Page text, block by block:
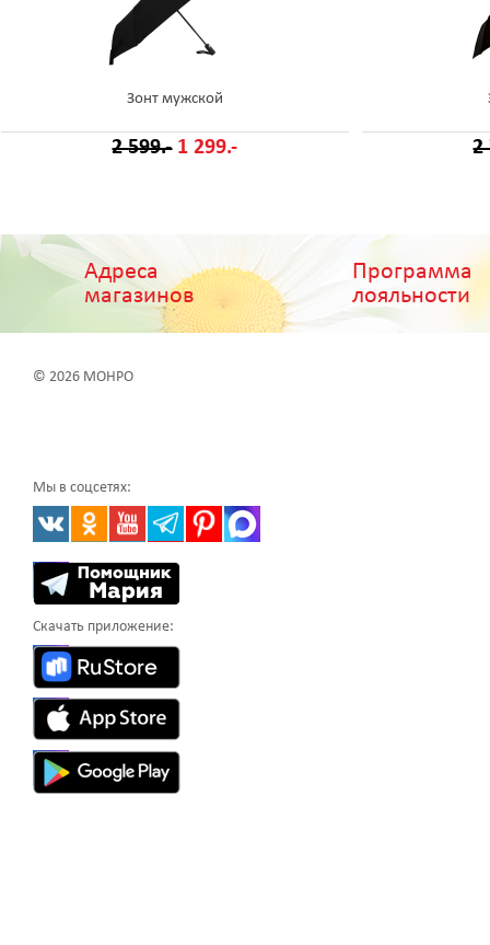
Зонт мужской
2 599.- 1 299.- 2
Адреса
магазинов
Программа
лояльности
© 2026 МОНРО
Мы в соцсетях:
Скачать приложение: